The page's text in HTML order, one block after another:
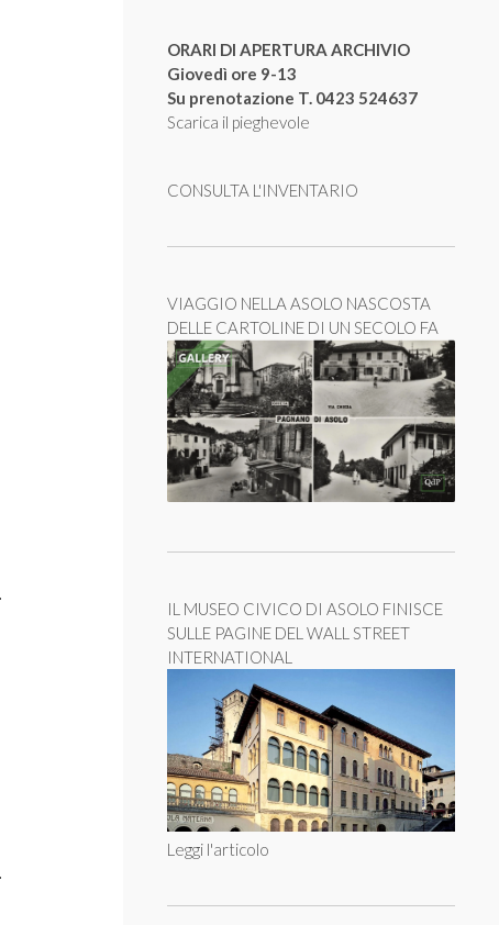
ORARI DI APERTURA ARCHIVIO
Giovedì ore 9-13
Su prenotazione T. 0423 524637
Scarica il pieghevole
CONSULTA L'INVENTARIO
VIAGGIO NELLA ASOLO NASCOSTA
DELLE CARTOLINE DI UN SECOLO FA
IL MUSEO CIVICO DI ASOLO FINISCE
SULLE PAGINE DEL WALL STREET
INTERNATIONAL
Leggi l'articolo